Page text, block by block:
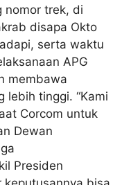
nomor trek, di
disapa Okto
serta waktu
APG
membawa
lebih tinggi. “Kami
Corcom untuk
Dewan
Presiden